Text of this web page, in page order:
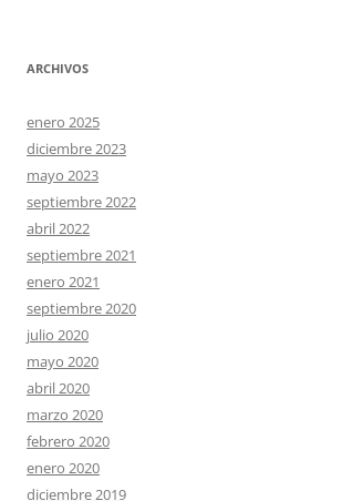
ARCHIVOS
enero 2025
diciembre 2023
mayo 2023
septiembre 2022
abril 2022
septiembre 2021
enero 2021
septiembre 2020
julio 2020
mayo 2020
abril 2020
marzo 2020
febrero 2020
enero 2020
diciembre 2019